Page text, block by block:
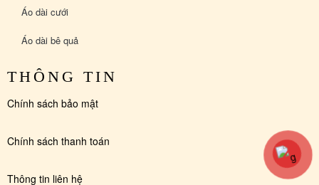
Áo dài cưới
Áo dài bê quả
THÔNG TIN
Chính sách bảo mật
Chính sách thanh toán
Thông tin liên hệ